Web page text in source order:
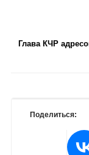
Глава КЧР
Поделиться: